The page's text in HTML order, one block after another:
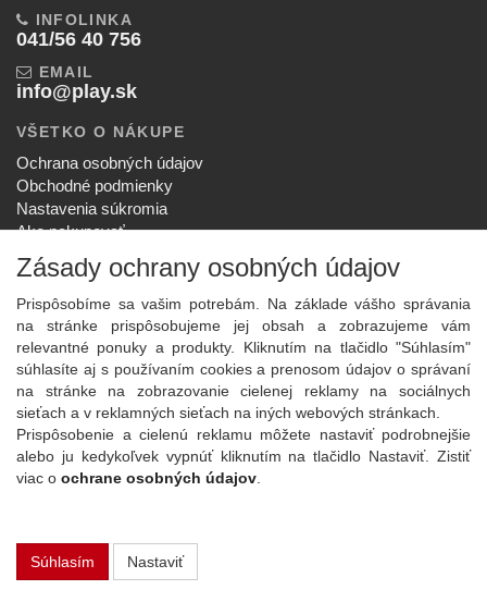
INFOLINKA
041/56 40 756
EMAIL
info@play.sk
VŠETKO O NÁKUPE
Ochrana osobných údajov
Obchodné podmienky
Nastavenia súkromia
Ako nakupovať
Reklamačný poriadok
SPOLOČNOSŤ
O nás
Kontakt
Služby
Aktuality
NOVINKY NA EMAIL
Prihlásiť
Viac informácií o tejto službe
Copyright
Zásady ochrany osobných údajov
Prispôsobíme sa vašim potrebám. Na základe vášho správania
na stránke prispôsobujeme jej obsah a zobrazujeme vám
relevantné ponuky a produkty. Kliknutím na tlačidlo "Súhlasím"
súhlasíte aj s používaním cookies a prenosom údajov o správaní
na stránke na zobrazovanie cielenej reklamy na sociálnych
sieťach a v reklamných sieťach na iných webových stránkach.
Prispôsobenie a cielenú reklamu môžete nastaviť podrobnejšie
alebo ju kedykoľvek vypnúť kliknutím na tlačidlo Nastaviť. Zistiť
viac o ochrane osobných údajov
Súhlasím Nastaviť